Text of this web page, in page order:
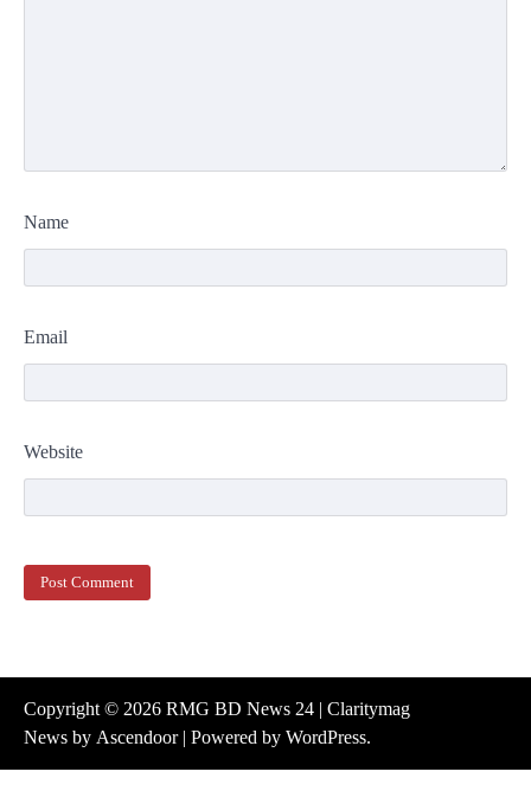
Name
Email
Website
Copyright © 2026 RMG BD News 24 | Claritymag
News by Ascendoor| Powered by WordPress.